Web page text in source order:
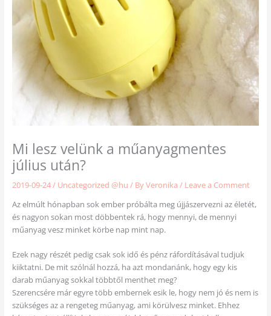
Mi lesz velünk a műanyagmentes
július után?
2019-09-24/ Uncategorized @hu / ByVeronika / Leave a Comment
Az elmúlt hónapban sok ember próbálta meg újjászervezni az életét,
és nagyon sokan most döbbentek rá, hogy mennyi, de mennyi
műanyag vesz minket körbe nap mint nap.
Ezek nagy részét pedig csak sok idő és pénz ráfordításával tudjuk
kiiktatni. De mit szólnál hozzá, ha azt mondanánk, hogy egy kis
darab műanyag sokkal többtől menthet meg?
Szerencsére már egyre több embernek esik le, hogy nem jó és nem is
szükséges az a rengeteg műanyag, ami körülvesz minket. Ehhez